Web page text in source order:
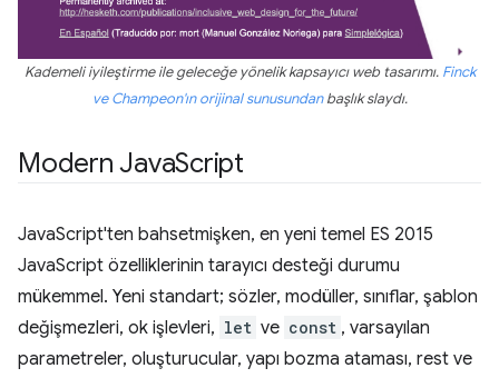
Kademeli iyileştirme ile geleceğe yönelik kapsayıcı web tasarımı. Finck
ve Champeon'ın orijinal sunusundanbaşlık slaydı.
Modern JavaScript
JavaScript'ten bahsetmişken, en yeni temel ES 2015
JavaScript özelliklerinin tarayıcı desteği durumu
mükemmel. Yeni standart; sözler, modüller, sınıflar, şablon
değişmezleri, ok işlevleri, let ve const , varsayılan
parametreler, oluşturucular, yapı bozma ataması, rest ve